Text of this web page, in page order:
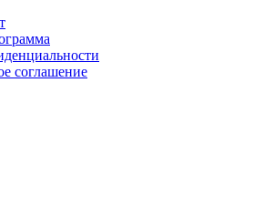
соглашение